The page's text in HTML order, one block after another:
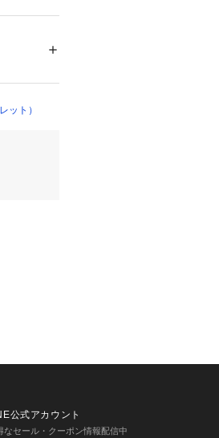
み合わ
かでさ
見える場
ット）
公式アカウント
なセール・クーポン情報配信中